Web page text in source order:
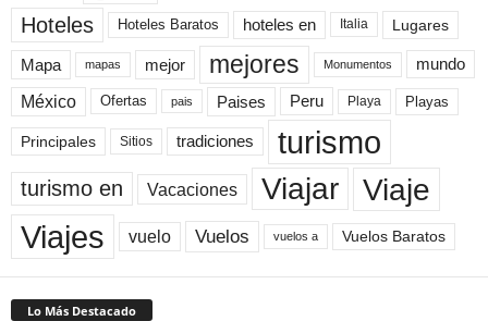
Hoteles Hoteles Baratos hoteles en Italia Lugares
Mapa mapas mejor mejores Monumentos mundo
México Ofertas pais Paises Peru Playa Playas
Principales Sitios tradiciones turismo
turismo en Vacaciones Viajar Viaje
Viajes vuelo Vuelos vuelos a Vuelos Baratos
Lo Más Destacado